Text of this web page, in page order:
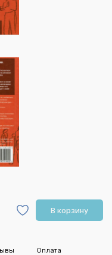
В корзину
Оплата